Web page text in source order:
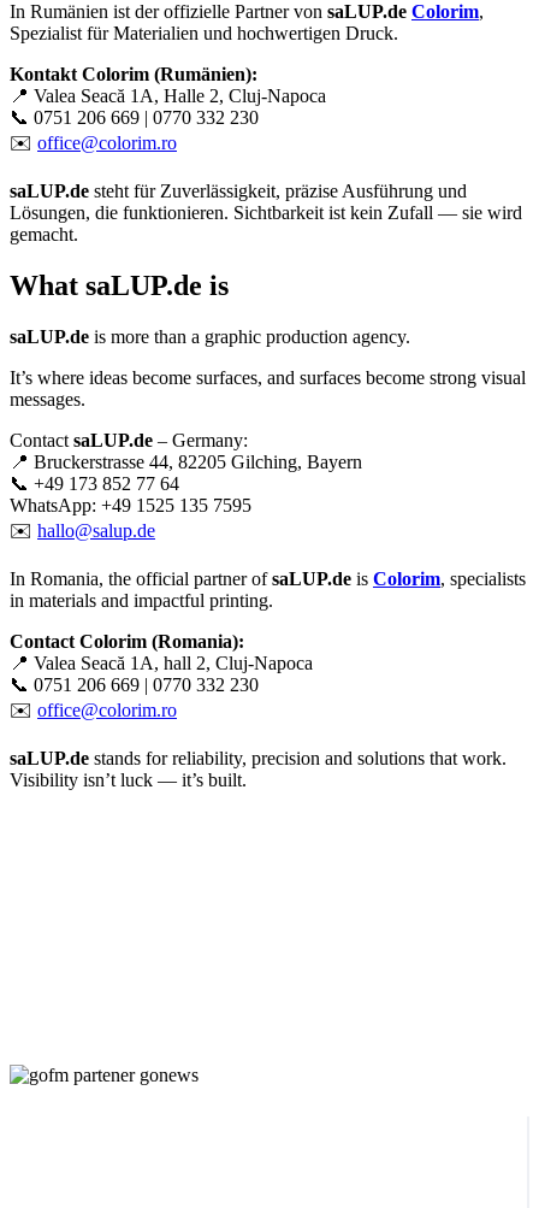
In Rumänien ist der offizielle Partner von saLUP.de Colorim,
Spezialist für Materialien und hochwertigen Druck.
Kontakt Colorim (Rumänien):
📍 Valea Seacă 1A, Halle 2, Cluj-Napoca
📞 0751 206 669 | 0770 332 230
✉️ office@colorim.ro
saLUP.de steht für Zuverlässigkeit, präzise Ausführung und
Lösungen, die funktionieren. Sichtbarkeit ist kein Zufall — sie wird
gemacht.
What saLUP.de is
saLUP.de is more than a graphic production agency.
It’s where ideas become surfaces, and surfaces become strong visual
messages.
Contact saLUP.de – Germany:
📍 Bruckerstrasse 44, 82205 Gilching, Bayern
📞 +49 173 852 77 64
WhatsApp: +49 1525 135 7595
✉️ hallo@salup.de
In Romania, the official partner ofsaLUP.de is Colorim, specialists
in materials and impactful printing.
Contact Colorim (Romania):
📍 Valea Seacă 1A, hall 2, Cluj-Napoca
📞 0751 206 669 | 0770 332 230
✉️ office@colorim.ro
saLUP.de stands for reliability, precision and solutions that work.
Visibility isn’t luck — it’s built.